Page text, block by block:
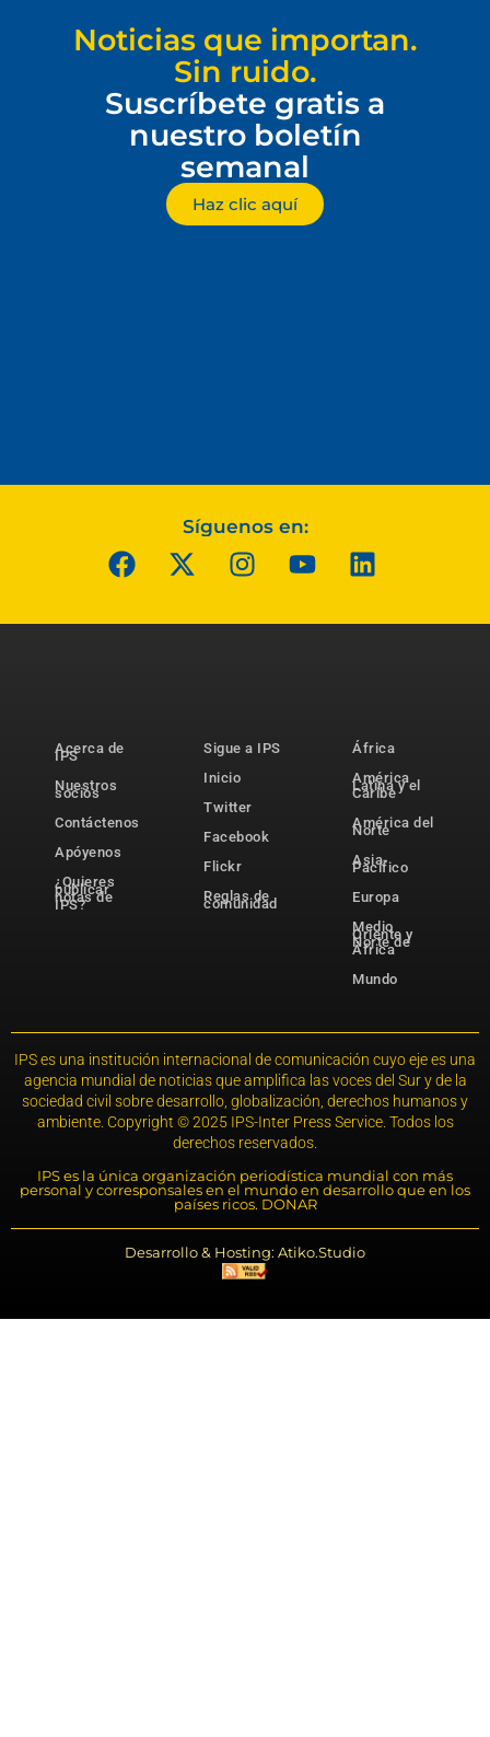
Noticias que importan.
Sin ruido.
Suscríbete gratis a
nuestro boletín
semanal
Haz clic aquí
Síguenos en:
Acerca de
IPS
Nuestros
socios
Contáctenos
Apóyenos
¿Quieres
publicar
notas de
IPS?
Sigue a IPS
Inicio
Twitter
Facebook
Flickr
Reglas de
comunidad
África
América
Latina y el
Caribe
América del
Norte
Asia-
Pacífico
Europa
Medio
Oriente y
Norte de
África
Mundo
IPS es una institución internacional de comunicación cuyo eje es una
agencia mundial de noticias que amplifica las voces del Sur y de la
sociedad civil sobre desarrollo, globalización, derechos humanos y
ambiente. Copyright © 2025 IPS-Inter Press Service. Todos los
derechos reservados.
IPS es la única organización periodística mundial con más
personal y corresponsales en el mundo en desarrollo que en los
países ricos. DONAR
Desarrollo & Hosting: Atiko.Studio